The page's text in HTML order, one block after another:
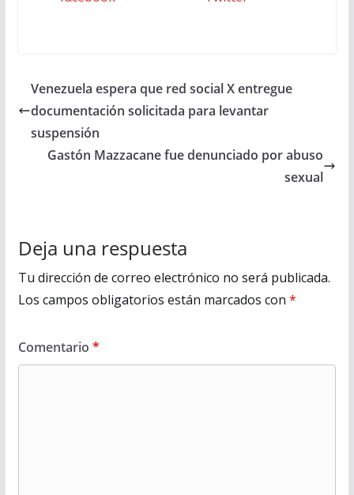
Venezuela espera que red social X entregue
documentación solicitada para levantar
suspensión
Gastón Mazzacane fue denunciado por abuso
sexual
Deja una respuesta
Tu dirección de correo electrónico no será publicada.
Los campos obligatorios están marcados con *
Comentario *